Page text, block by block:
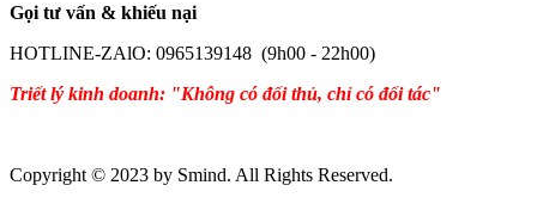
Gọi tư vấn & khiếu nại
HOTLINE-ZAlO: 0965139148 (9h00 - 22h00)
Triết lý kinh doanh: "Không có đối thủ, chỉ có đối tác"
Copyright © 2023 by Smind. All Rights Reserved.